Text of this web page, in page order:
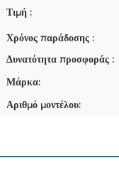
Τιμή :
Χρόνος παράδοσης :
Δυνατότητα προσφοράς :
Μάρκα:
Αριθμό μοντέλου: